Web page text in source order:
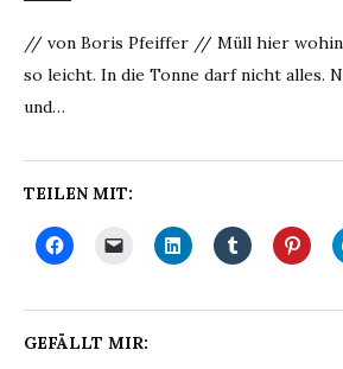
// von Boris Pfeiffer // Müll hier
so leicht. In die Tonne darf nicht alles.
und…
TEILEN MIT:
GEFÄLLT MIR: